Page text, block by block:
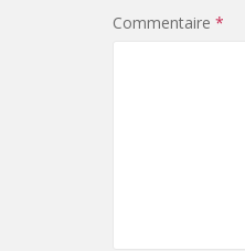
Commentaire *